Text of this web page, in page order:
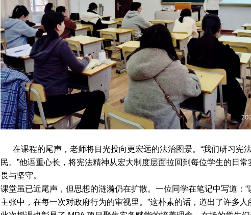
在课程的尾声，老师将目光投向更宏远的法治图景。“我们研习
民。”他语重心长，将宪法精神从宏大制度层面拉回到每位学生的日
畏与坚守。
课堂虽已近尾声，但思想的涟漪仍在扩散。一位同学在笔记中写道：
主张中，在每一次对政府行为的审视里。”这朴素的话，道出了许多